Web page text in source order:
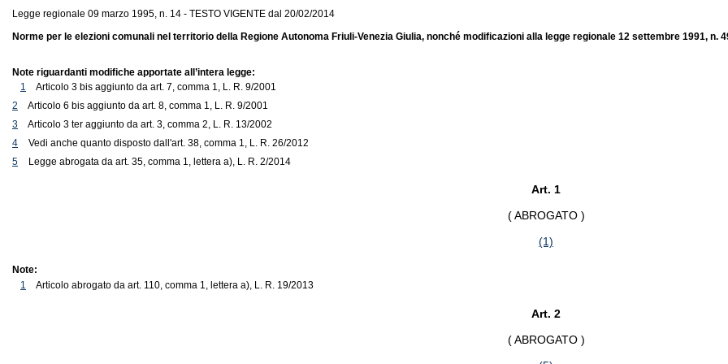
Legge regionale 09 marzo 1995, n. 14 - TESTO VIGENTE dal 20/02/2014
Norme per le elezioni comunali nel territorio della Regione Autonoma Friuli-Venezia Giulia, nonché modificazioni alla legge regionale 12 settembre 1991, n.
Note riguardanti modifiche apportate all’intera legge:
1
Articolo 3 bis aggiunto da art. 7, comma 1, L. R. 9/2001
2
Articolo 6 bis aggiunto da art. 8, comma 1, L. R. 9/2001
3
Articolo 3 ter aggiunto da art. 3, comma 2, L. R. 13/2002
4
Vedi anche quanto disposto dall'art. 38, comma 1, L. R. 26/2012
5
Legge abrogata da art. 35, comma 1, lettera a), L. R. 2/2014
Art. 1
( ABROGATO )
(1)
Note:
1
Articolo abrogato da art. 110, comma 1, lettera a), L. R. 19/2013
Art. 2
( ABROGATO )